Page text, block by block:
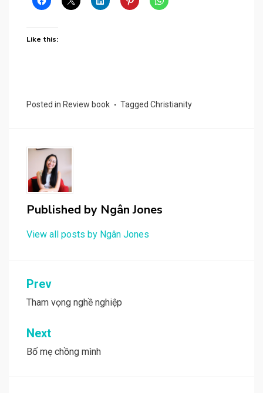
Like this:
Posted in Review book Tagged Christianity
Published by Ngân Jones
View all posts by Ngân Jones
Post
navigation
Prev
Tham vọng nghề nghiệp
Next
Bố mẹ chồng mình